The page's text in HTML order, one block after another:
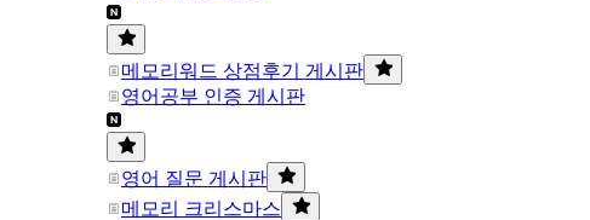
메모리워드 상점후기 게시판
영어공부 인증 게시판
영어 질문 게시판
메모리 크리스마스